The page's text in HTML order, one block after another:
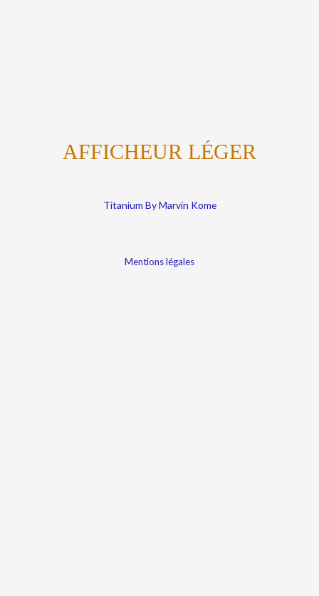
AFFICHEUR LÉGER
Titanium By Marvin Kome
Mentions légales